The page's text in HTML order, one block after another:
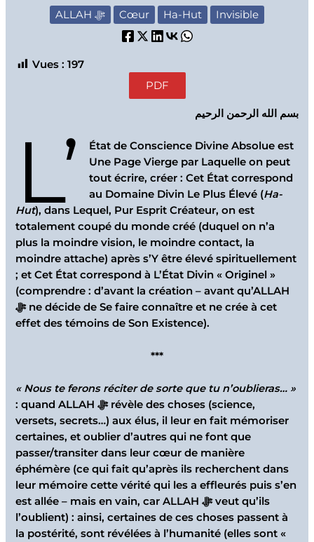
ALLAH ﷻ
Cœur Ha-Hut Invisible
Vues : 197
PDF
بسم الله الرحمن الرحيم
L’
État de Conscience Divine Absolue est
Une Page Vierge par Laquelle on peut
tout écrire, créer : Cet État correspond
au Domaine Divin Le Plus Élevé (Ha-
Hut), dans Lequel, Pur Esprit Créateur, on est
totalement coupé du monde créé (duquel on n’a
plus la moindre vision, le moindre contact, la
moindre attache) après s’Y être élevé spirituellement
; et Cet État correspond à L’État Divin « Originel »
(comprendre : d’avant la création – avant qu’ALLAH
ﷻ ne décide de Se faire connaître et ne crée à cet
effet des témoins de Son Existence).
***
«Nous te ferons réciter de sorte que tu n’oublieras… »
: quand ALLAH ﷻ révèle des choses (science,
versets, secrets…) aux élus, il leur en fait mémoriser
certaines, et oublier d’autres qui ne font que
passer/transiter dans leur cœur de manière
éphémère (ce qui fait qu’après ils recherchent dans
leur mémoire cette vérité qui les a effleurés puis s’en
est allée – mais en vain, car ALLAH ﷻ veut qu’ils
l’oublient) : ainsi, certaines de ces choses passent à
la postérité, sont révélées à l’humanité (elles sont «